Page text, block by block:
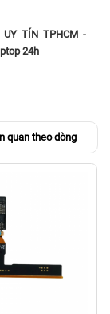
TÍN TPHCM -
24h
quan theo dòng